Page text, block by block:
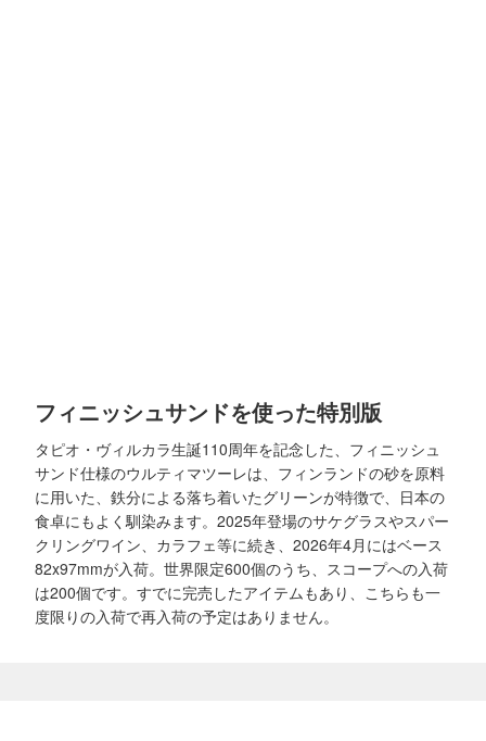
フィニッシュサンドを使った特別版
タピオ・ヴィルカラ生誕110周年を記念した、フィニッシュ
サンド仕様のウルティマツーレは、フィンランドの砂を原料
に用いた、鉄分による落ち着いたグリーンが特徴で、日本の
食卓にもよく馴染みます。2025年登場のサケグラスやスパー
クリングワイン、カラフェ等に続き、2026年4月にはベース
82x97mmが入荷。世界限定600個のうち、スコープへの入荷
は200個です。すでに完売したアイテムもあり、こちらも一
度限りの入荷で再入荷の予定はありません。